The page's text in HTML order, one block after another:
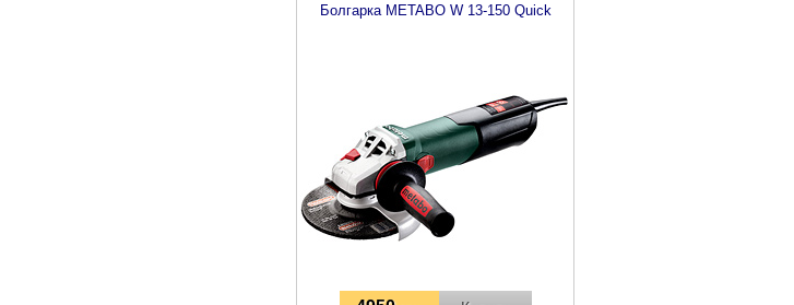
Болгарка METABO W 13-150 Quick